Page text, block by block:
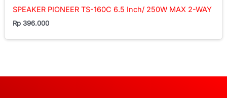
SPEAKER PIONEER TS-160C 6.5 Inch/ 250W MAX 2-WAY
Rp 396.000